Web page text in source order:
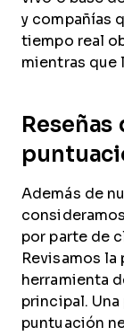
y compañías
tiempo real
mientras que
Además de
por parte de
Revisamos
herramienta
principal.
puntuación